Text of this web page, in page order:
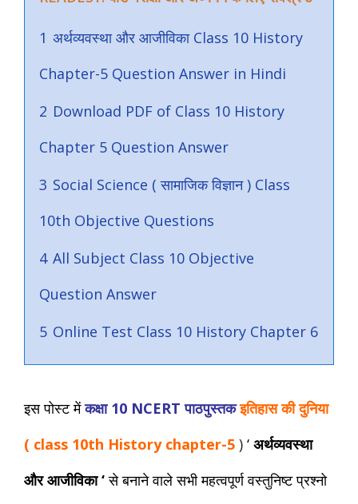
1 अर्थव्यवस्था और आजीविका Class 10 History
Chapter-5 Question Answer in Hindi
2 Download PDF of Class 10 History
Chapter 5 Question Answer
3 Social Science ( सामाजिक विज्ञान ) Class
10th Objective Questions
4 All Subject Class 10 Objective
Question Answer
5 Online Test Class 10 History Chapter 6
इस पोस्ट में कक्षा 10 NCERT पाठपुस्तक इतिहास की दुनिया
( class 10th History chapter-5 ) ‘ अर्थव्यवस्था
और आजीविका‘से बनाने वाले सभी महत्वपूर्ण वस्तुनिष्ट प्रश्नो